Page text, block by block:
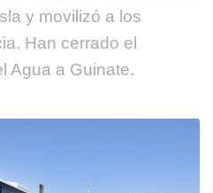
y movilizó a los
Han cerrado el
Agua a Guinate.